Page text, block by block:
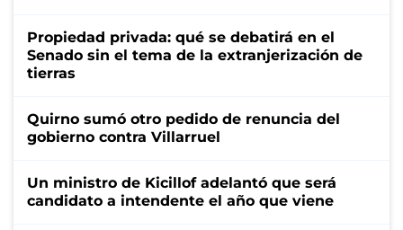
Propiedad privada: qué se debatirá en el
Senado sin el tema de la extranjerización de
tierras
Quirno sumó otro pedido de renuncia del
gobierno contra Villarruel
Un ministro de Kicillof adelantó que será
candidato a intendente el año que viene